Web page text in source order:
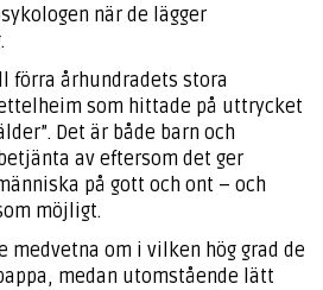
när de lägger
förra århundradets stora
som hittade på uttrycket
Det är både barn och
av eftersom det ger
på gott och ont – och
möjligt.
medvetna om i vilken hög grad de
medan utomstående lätt